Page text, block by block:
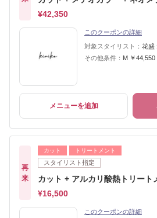
¥42,350
このクーポンの詳細
対象スタイリスト： 花盛
その他条件： M ￥
メニューを追加
再
来
カット トリートメント
スタイリスト指定
カット + アルカリ酸熱トリート
¥16,500
このクーポンの詳細